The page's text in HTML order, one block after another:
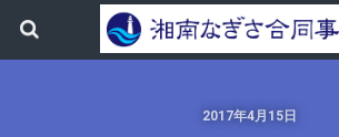
2017年4月15日